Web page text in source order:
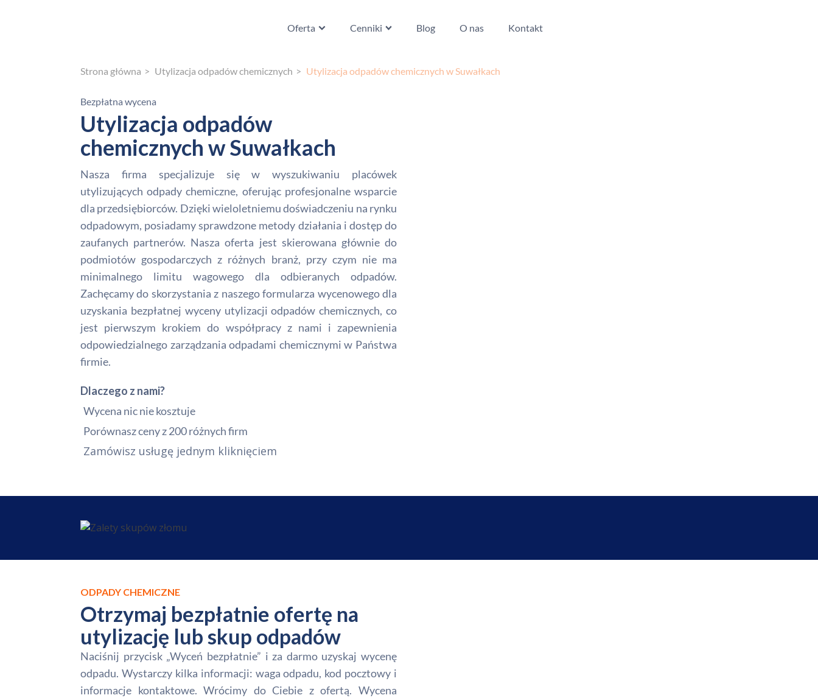
Oferta Cenniki Blog O nas Kontakt
Strona główna Utylizacja odpadów chemicznych Utylizacja odpadów chemicznych w Suwałkach
Bezpłatna wycena
Utylizacja odpadów
chemicznych w Suwałkach
Nasza firma specjalizuje się w wyszukiwaniu placówek
utylizujących odpady chemiczne, oferując profesjonalne wsparcie
dla przedsiębiorców. Dzięki wieloletniemu doświadczeniu na rynku
odpadowym, posiadamy sprawdzone metody działania i dostęp do
zaufanych partnerów. Nasza oferta jest skierowana głównie do
podmiotów gospodarczych z różnych branż, przy czym nie ma
minimalnego limitu wagowego dla odbieranych odpadów.
Zachęcamy do skorzystania z naszego formularza wycenowego dla
uzyskania bezpłatnej wyceny utylizacji odpadów chemicznych, co
jest pierwszym krokiem do współpracy z nami i zapewnienia
odpowiedzialnego zarządzania odpadami chemicznymi w Państwa
firmie.
Dlaczego z nami?
Wycena nic nie kosztuje
Porównasz ceny z 200 różnych firm
Zamówisz usługę jednym kliknięciem
ODPADY CHEMICZNE
Otrzymaj bezpłatnie ofertę na
utylizację lub skup odpadów
Naciśnij przycisk „Wyceń bezpłatnie” i za darmo uzyskaj wycenę
odpadu. Wystarczy kilka informacji: waga odpadu, kod pocztowy i
informacje kontaktowe. Wrócimy do Ciebie z ofertą. Wycena